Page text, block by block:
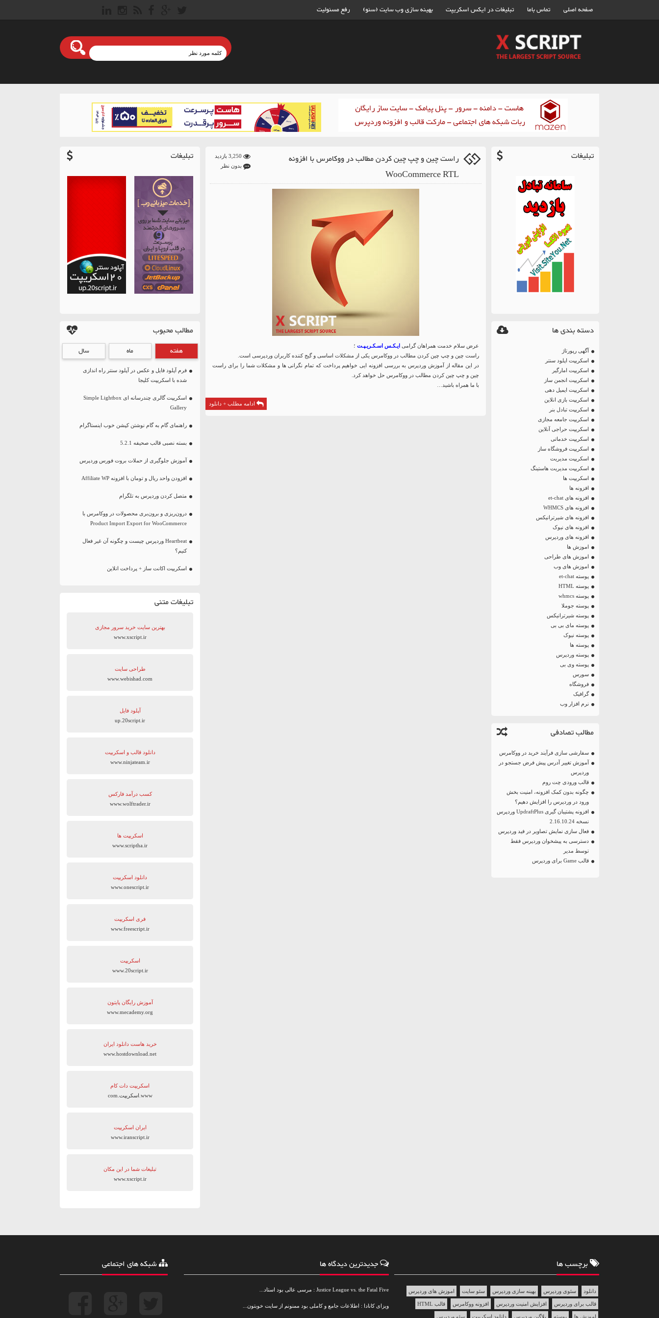
صفحه اصلی تماس باما تبلیغات در ایکس اسکریپت بهینه سازی وب سایت (سئو) رفع مسئولیت
تبلیغات
دسته بندی ها
آگهی رپورتاژ
اسکریپت اپلود سنتر
اسکریپت امارگیر
اسکریپت انجمن ساز
اسکریپت ایمیل دهی
اسکریپت بازی انلاین
اسکریپت تبادل بنر
اسکریپت جامعه مجازی
اسکریپت حراجی آنلاین
اسکریپت خدماتی
اسکریپت فروشگاه ساز
اسکریپت مدیریت
اسکریپت مدیریت هاستینگ
اسکریپت ها
افزونه ها
افزونه های et-chat
افزونه های WHMCS
افزونه های شیرترانیکس
افزونه های نیوک
افزونه های وردپرس
اموزش ها
اموزش های طراحی
اموزش های وب
پوسته et-chat
پوسته HTML
پوسته whmcs
پوسته جوملا
پوسته شیرترانیکس
پوسته مای بی بی
پوسته نیوک
پوسته ها
پوسته وردپرس
پوسته وی بی
سورس
فروشگاه
گرافیک
نرم افزار وب
مطالب تصادفی
سفارشی سازی فرآیند خرید در ووکامرس
آموزش تغییر آدرس پیش فرض جستجو در
وردپرس
قالب ورودی چت روم
چگونه بدون کمک افزونه، امنیت بخش
ورود در وردپرس را افزایش دهیم؟
افزونه پشتیبان گیری UpdraftPlus وردپرس
نسخه 2.16.10.24
فعال سازی نمایش تصاویر در فید وردپرس
دسترسی به پیشخوان وردپرس فقط
توسط مدیر
قالب Game برای وردپرس
راست چین و چپ چین کردن مطالب در ووکامرس با افزونه
WooCommerce RTL
بدون نظر
عرض سلام خدمت همراهان گرامیایـکـس اسـکـریـپـت ؛
راست چین و چپ چین کردن مطالب در ووکامرس یکی از مشکلات اساسی و گیج کننده کاربران وردپرسی است.
در این مقاله از آموزش وردپرس به بررسی افزونه ایی خواهیم پرداخت که تمام نگرانی ها و مشکلات شما را برای راست
چین و چپ چین کردن مطالب در ووکامرس حل خواهد کرد.
با ما همراه باشید…
ادامه مطلب + دانلود
تبلیغات
مطالب محبوب
هفته ماه سال
فرم آپلود فایل و عکس در آپلود سنتر راه اندازی
شده با اسکریپت کلیجا
اسکریپت گالری چندرسانه ای Simple Lightbox
Gallery
راهنمای گام به گام نوشتن کپشن خوب اینستاگرام
بسته نصبی قالب صحیفه 5.2.1
آموزش جلوگیری از حملات بروت فورس وردپرس
افزودن واحد ریال و تومان با افزونه Affiliate WP
متصل کردن وردپرس به تلگرام
درون‌ریزی و برون‌بری محصولات در ووکامرس با
Product Import Export for WooCommerce
Heartbeat وردپرس چیست و چگونه آن غیر فعال
کنیم؟
اسکریپت اکانت ساز + پرداخت انلاین
تبلیغات متنی
بهترین سایت‌ خرید سرور مجازی
www.xscript.ir
طراحی سایت
www.webishad.com
آپلود فایل
up.20script.ir
دانلود قالب و اسکریپت
www.ninjateam.ir
کسب درآمد فارکس
www.wolftrader.ir
اسکریپت ها
www.scriptha.ir
دانلود اسکریپت
www.onescript.ir
فری اسکریپت
www.freescript.ir
اسکریپت
www.20script.ir
آموزش رایگان پایتون
www.mecademy.org
خرید هاست دانلود ایران
www.hostdownload.net
اسکریپت دات کام
www.اسکریپت.com
ایران اسکریپت
www.iranscript.ir
تبلیغات شما در این مکان
www.xscript.ir
شبکه های اجتماعی جدیدترین دیدگاه ها
Justice League vs. the Fatal Five : مرسی عالی بود استاد...
ویزای کانادا : اطلاعات جامع و کاملی بود ممنونم از سایت خوبتون...
برچسب ها
دانلود سئوی وردپرس بهینه سازی وردپرس سئو سایت اموزش های وردپرس
قالب برای وردپرس افزایش امنیت وردپرس افزونه ووکامرس قالب HTML
اموزش ها پوسته پلاگین وردپرس دانلود اسکریپت سئو وردپرس